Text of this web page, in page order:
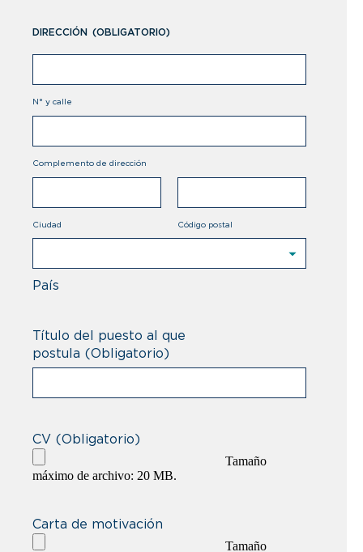
DIRECCIÓN (OBLIGATORIO)
N° y calle
Complemento de dirección
Ciudad Código postal
Afghanistán
Alemania
País
Título del puesto al que
postula (Obligatorio)
CV (Obligatorio)
Tamaño
máximo de archivo: 20 MB.
Carta de motivación
Tamaño